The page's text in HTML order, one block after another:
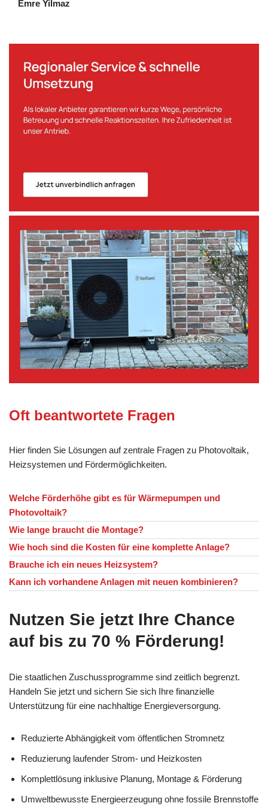
Emre Yilmaz
Oft beantwortete Fragen
Hier finden Sie Lösungen auf zentrale Fragen zu Photovoltaik,
Heizsystemen und Fördermöglichkeiten.
Welche Förderhöhe gibt es für Wärmepumpen und
Photovoltaik?
Wie lange braucht die Montage?
Wie hoch sind die Kosten für eine komplette Anlage?
Brauche ich ein neues Heizsystem?
Kann ich vorhandene Anlagen mit neuen kombinieren?
Nutzen Sie jetzt Ihre Chance
auf bis zu 70 % Förderung!
Die staatlichen Zuschussprogramme sind zeitlich begrenzt.
Handeln Sie jetzt und sichern Sie sich Ihre finanzielle
Unterstützung für eine nachhaltige Energieversorgung.
Reduzierte Abhängigkeit vom öffentlichen Stromnetz
Reduzierung laufender Strom- und Heizkosten
Komplettlösung inklusive Planung, Montage & Förderung
Umweltbewusste Energieerzeugung ohne fossile Brennstoffe